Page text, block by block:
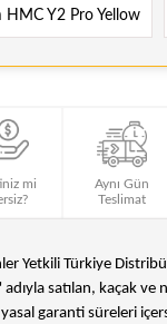
HMC Y2 Pro Yellow
mi
Aynı Gün
Teslimat
Yetkili Türkiye
satılan, kaçak
garanti süreleri